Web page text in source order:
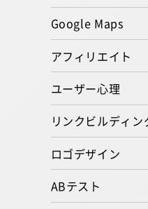
Google Maps
アフィリエイト
ユーザー心理
リンクビルディン
ロゴデザイン
ABテスト